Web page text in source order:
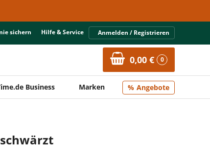
sichern Hilfe & Service Anmelden / Registrieren
0,00 € 0
Business Marken Angebote